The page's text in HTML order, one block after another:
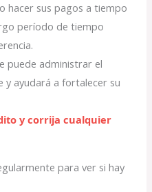
hacer sus pagos a tiempo
período de tiempo
puede administrar el
y ayudará a fortalecer su
y corrija cualquier
para ver si hay